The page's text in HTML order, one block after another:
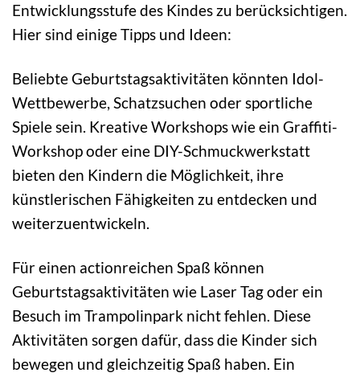
Entwicklungsstufe des Kindes zu berücksichtigen.
Hier sind einige Tipps und Ideen:
Beliebte Geburtstagsaktivitäten könnten Idol-
Wettbewerbe, Schatzsuchen oder sportliche
Spiele sein. Kreative Workshops wie ein Graffiti-
Workshop oder eine DIY-Schmuckwerkstatt
bieten den Kindern die Möglichkeit, ihre
künstlerischen Fähigkeiten zu entdecken und
weiterzuentwickeln.
Für einen actionreichen Spaß können
Geburtstagsaktivitäten wie Laser Tag oder ein
Besuch im Trampolinpark nicht fehlen. Diese
Aktivitäten sorgen dafür, dass die Kinder sich
bewegen und gleichzeitig Spaß haben. Ein